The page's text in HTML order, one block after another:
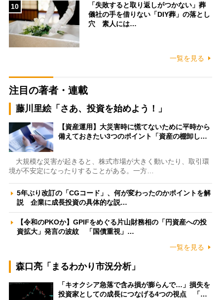
10
「失敗すると取り返しがつかない」葬
儀社の手を借りない「DIY葬」の落とし
穴 素人には…
一覧を見る
注目の著者・連載
藤川里絵「さあ、投資を始めよう！」
【資産運用】大災害時に慌てないために平時から
備えておきたい3つのポイント「資産の棚卸し…
大規模な災害が起きると、株式市場が大きく動いたり、取引環
境が不安定になったりすることがある。一方…
5年ぶり改訂の「CGコード」、何が変わったのかポイントを解
説 企業に成長投資の具体的な説…
【令和のPKOか】GPIFをめぐる片山財務相の「円資産への投
資拡大」発言の波紋 「国債重視」…
一覧を見る
森口亮「まるわかり市況分析」
「キオクシア急落で含み損が膨らんで…」損失を
投資家としての成長につなげる4つの視点 「…